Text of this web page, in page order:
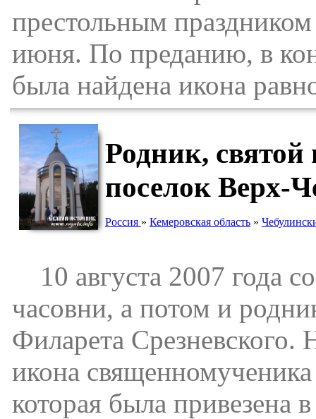
престольным
июня. По преданию, в
была найдена икона
Родник, святой
поселок Верх-
Россия » Кемеровская область»
10 августа 2007 года
часовни, а потом и
Филарета Срезневского.
икона
которая была привезена